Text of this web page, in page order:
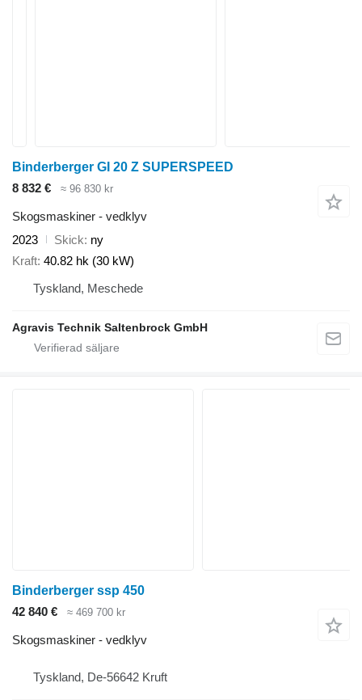
Binderberger GI 20 Z SUPERSPEED
8 832 €
≈ 96 830 kr
Skogsmaskiner - vedklyv
2023
Skick ny
Kraft 40.82 hk (30 kW)
Tyskland, Meschede
Agravis Technik Saltenbrock GmbH
Binderberger ssp 450
42 840 €
≈ 469 700 kr
Skogsmaskiner - vedklyv
Tyskland, De-56642 Kruft